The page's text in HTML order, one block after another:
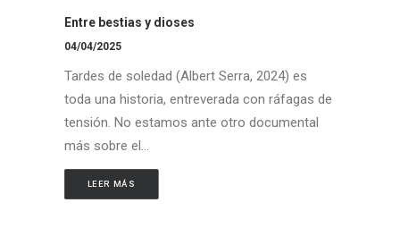
Entre bestias y dioses
04/04/2025
Tardes de soledad (Albert Serra, 2024) es
toda una historia, entreverada con ráfagas de
tensión. No estamos ante otro documental
más sobre el…
LEER MÁS